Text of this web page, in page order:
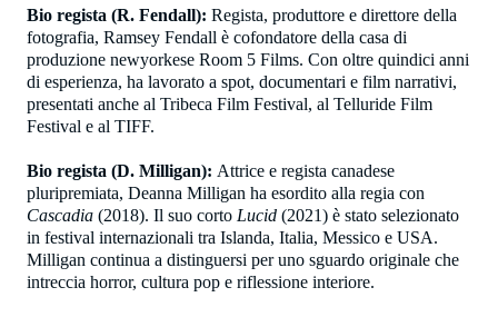
Bio regista (R. Fendall): Regista, produttore e direttore della
fotografia, Ramsey Fendall è cofondatore della casa di
produzione newyorkese Room 5 Films. Con oltre quindici anni
di esperienza, ha lavorato a spot, documentari e film narrativi,
presentati anche al Tribeca Film Festival, al Telluride Film
Festival e al TIFF.
Bio regista (D. Milligan): Attrice e regista canadese
pluripremiata, Deanna Milligan ha esordito alla regia con
Cascadia(2018). Il suo corto Lucid(2021) è stato selezionato
in festival internazionali tra Islanda, Italia, Messico e USA.
Milligan continua a distinguersi per uno sguardo originale che
intreccia horror, cultura pop e riflessione interiore.